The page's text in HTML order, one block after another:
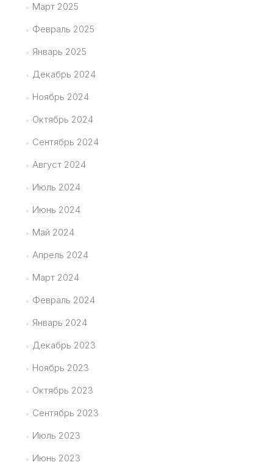
Март 2025
Февраль 2025
Январь 2025
Декабрь 2024
Ноябрь 2024
Октябрь 2024
Сентябрь 2024
Август 2024
Июль 2024
Июнь 2024
Май 2024
Апрель 2024
Март 2024
Февраль 2024
Январь 2024
Декабрь 2023
Ноябрь 2023
Октябрь 2023
Сентябрь 2023
Июль 2023
Июнь 2023